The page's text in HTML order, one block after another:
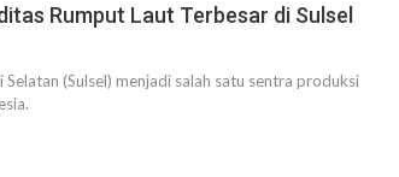
Rumput Laut Terbesar di Sulsel
Selatan (Sulsel) menjadi salah satu sentra produksi